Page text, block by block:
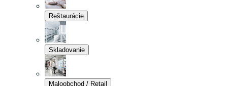
Reštaurácie
Skladovanie
Maloobchod / Retail